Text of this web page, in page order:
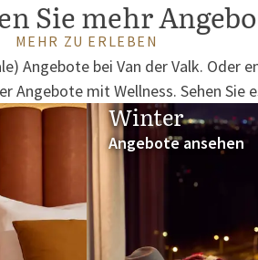
Sie mehr
MEHR ZU ERLEBEN
Angebote bei Van der Valk. Oder
Angebote mit Wellness. Sehen Sie
Winter
Angebote ansehen